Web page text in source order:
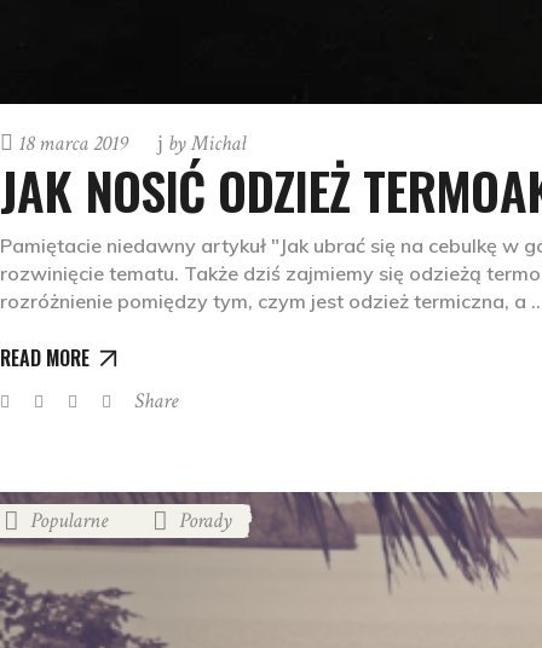
18 marca 2019 byMichał
JAK NOSIĆ ODZIEŻ
Pamiętacie niedawny artykuł "Jak ubrać się na cebulkę w
rozwinięcie tematu. Także dziś zajmiemy się odzieżą
rozróżnienie pomiędzy tym, czym jest odzież termiczna, a
READ MORE
Share
Popularne Porady